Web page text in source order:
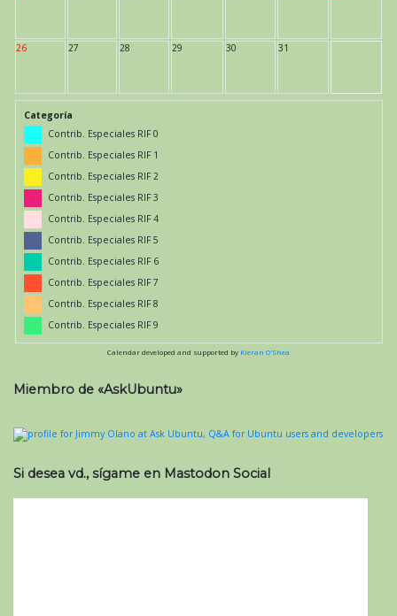
26 27 28 29 30 31
Categoría
Contrib. Especiales RIF 0
Contrib. Especiales RIF 1
Contrib. Especiales RIF 2
Contrib. Especiales RIF 3
Contrib. Especiales RIF 4
Contrib. Especiales RIF 5
Contrib. Especiales RIF 6
Contrib. Especiales RIF 7
Contrib. Especiales RIF 8
Contrib. Especiales RIF 9
Calendar developed and supported by Kieran O'Shea
Miembro de «AskUbuntu»
Si desea vd., sígame en Mastodon Social